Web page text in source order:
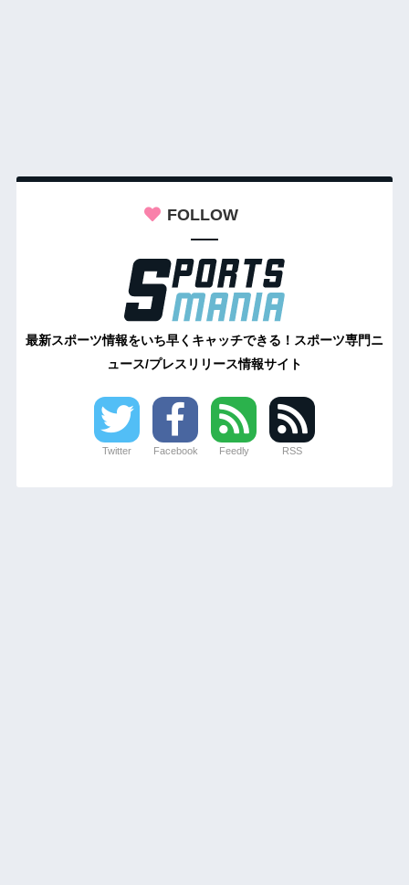
FOLLOW
最新スポーツ情報をいち早くキャッチできる！スポーツ専門ニ
ュース/プレスリリース情報サイト
Twitter Facebook Feedly RSS